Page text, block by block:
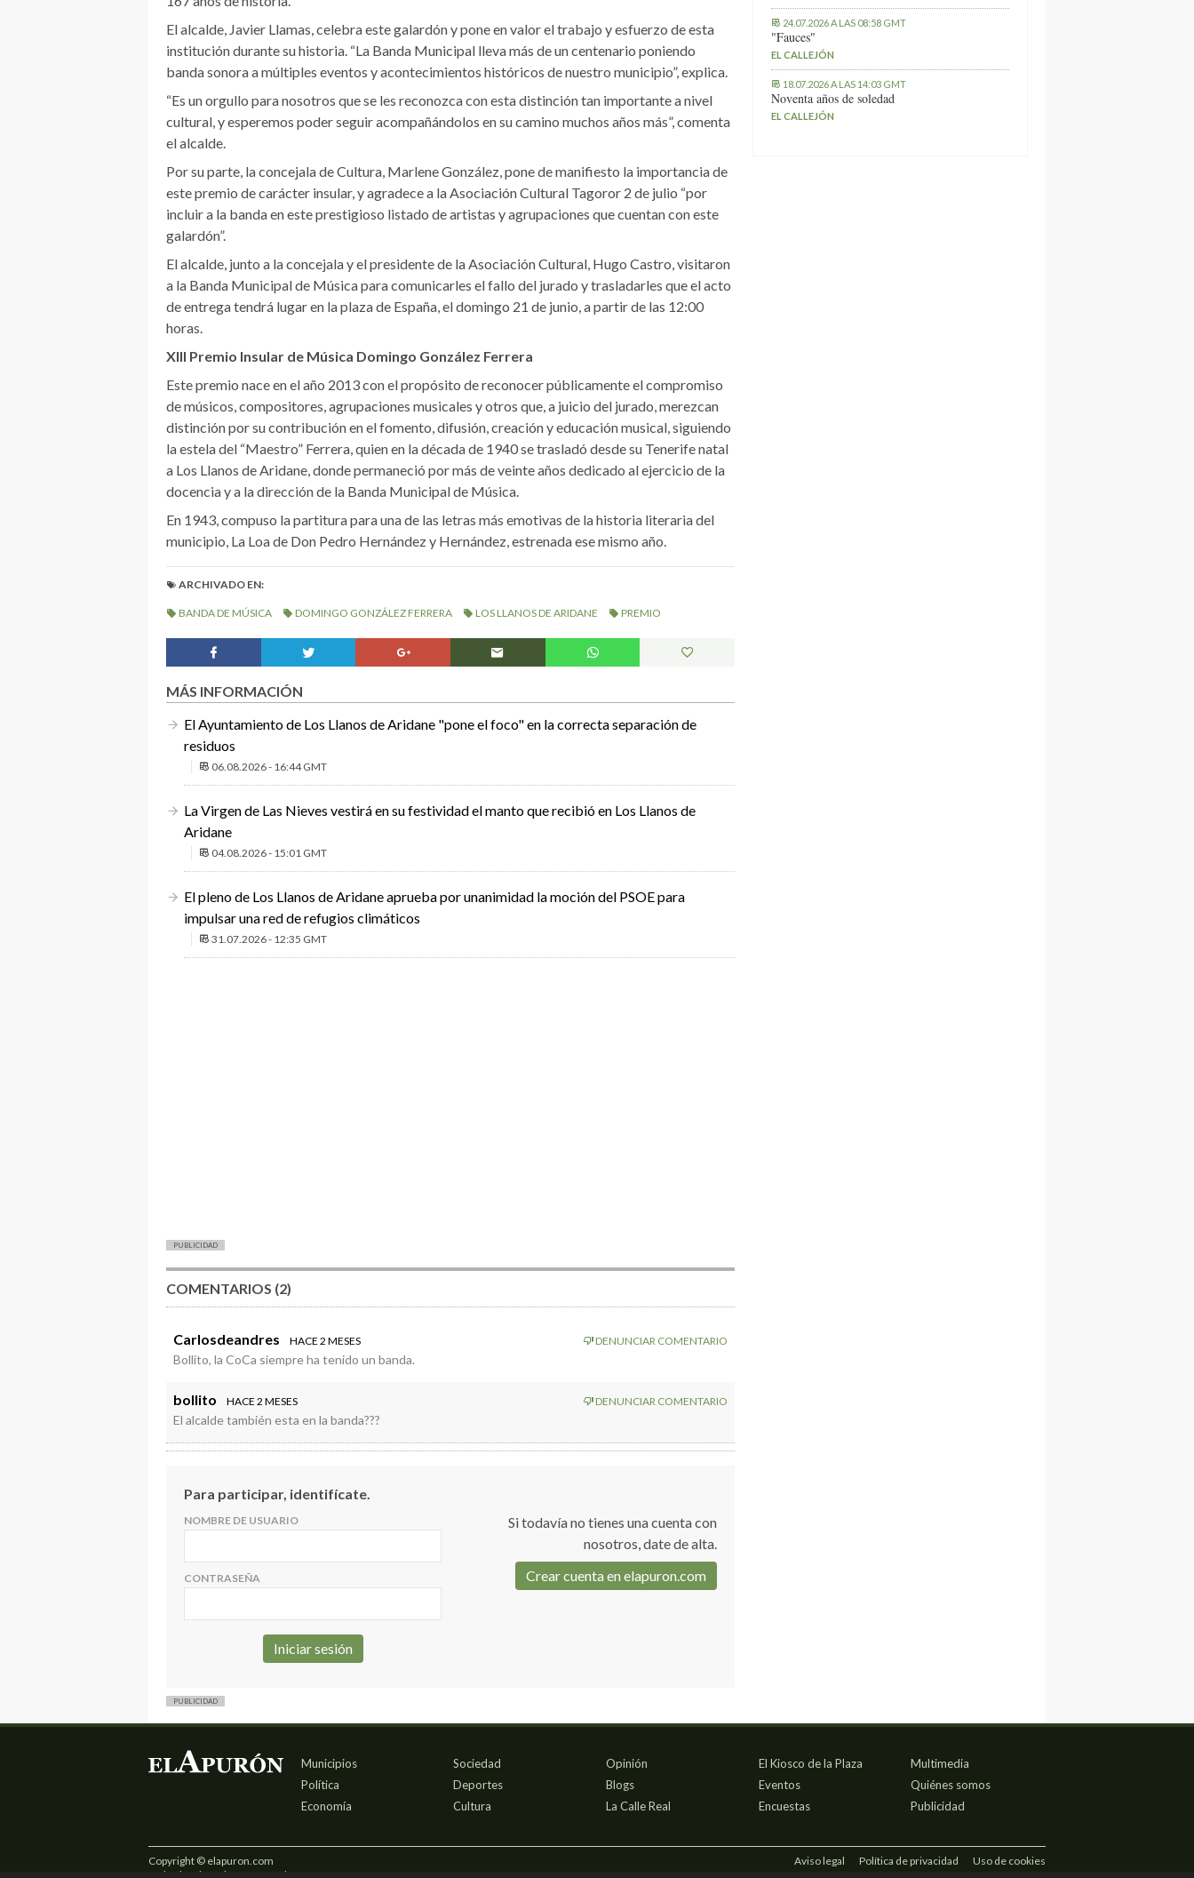
El alcalde, Javier Llamas, celebra este galardón y pone en valor el trabajo y esfuerzo de esta
institución durante su historia. “La Banda Municipal lleva más de un centenario poniendo
banda sonora a múltiples eventos y acontecimientos históricos de nuestro municipio”, explica.
“Es un orgullo para nosotros que se les reconozca con esta distinción tan importante a nivel
cultural, y esperemos poder seguir acompañándolos en su camino muchos años más”, comenta
el alcalde.
Por su parte, la concejala de Cultura, Marlene González, pone de manifiesto la importancia de
este premio de carácter insular, y agradece a la Asociación Cultural Tagoror 2 de julio “por
incluir a la banda en este prestigioso listado de artistas y agrupaciones que cuentan con este
galardón”.
El alcalde, junto a la concejala y el presidente de la Asociación Cultural, Hugo Castro, visitaron
a la Banda Municipal de Música para comunicarles el fallo del jurado y trasladarles que el acto
de entrega tendrá lugar en la plaza de España, el domingo 21 de junio, a partir de las 12:00
horas.
XIII Premio Insular de Música Domingo González Ferrera
Este premio nace en el año 2013 con el propósito de reconocer públicamente el compromiso
de músicos, compositores, agrupaciones musicales y otros que, a juicio del jurado, merezcan
distinción por su contribución en el fomento, difusión, creación y educación musical, siguiendo
la estela del “Maestro” Ferrera, quien en la década de 1940 se trasladó desde su Tenerife natal
a Los Llanos de Aridane, donde permaneció por más de veinte años dedicado al ejercicio de la
docencia y a la dirección de la Banda Municipal de Música.
En 1943, compuso la partitura para una de las letras más emotivas de la historia literaria del
municipio, La Loa de Don Pedro Hernández y Hernández, estrenada ese mismo año.
ARCHIVADO EN:
BANDA DE MÚSICA DOMINGO GONZÁLEZ FERRERA LOS LLANOS DE ARIDANE PREMIO
MÁS INFORMACIÓN
El Ayuntamiento de Los Llanos de Aridane "pone el foco" en la correcta separación de
residuos
06.08.2026 - 16:44 GMT
La Virgen de Las Nieves vestirá en su festividad el manto que recibió en Los Llanos de
Aridane
04.08.2026 - 15:01 GMT
El pleno de Los Llanos de Aridane aprueba por unanimidad la moción del PSOE para
impulsar una red de refugios climáticos
31.07.2026 - 12:35 GMT
PUBLICIDAD
COMENTARIOS (2)
Carlosdeandres HACE 2 MESES DENUNCIAR COMENTARIO
Bollito, la CoCa siempre ha tenido un banda.
bollito HACE 2 MESES DENUNCIAR COMENTARIO
El alcalde también esta en la banda???
Para participar, identifícate.
NOMBRE DE USUARIO
CONTRASEÑA
Si todavía no tienes una cuenta con
nosotros, date de alta.
Crear cuenta en elapuron.com
24.07.2026 A LAS 08:58 GMT
"Fauces"
EL CALLEJÓN
18.07.2026 A LAS 14:03 GMT
Noventa años de soledad
EL CALLEJÓN
PUBLICIDAD
Municipios
Política
Economía
Sociedad
Deportes
Cultura
Opinión
Blogs
La Calle Real
El Kiosco de la Plaza
Eventos
Encuestas
Multimedia
Quiénes somos
Publicidad
Copyright © elapuron.com
Todos los derechos reservados
Aviso legal Política de privacidad Uso de cookies